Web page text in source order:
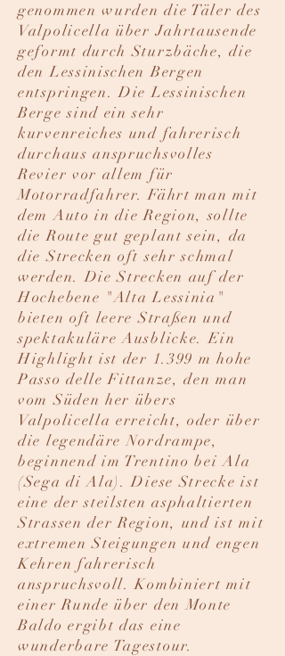
genommen wurden die Täler des
Valpolicella über Jahrtausende
geformt durch Sturzbäche, die
den Lessinischen Bergen
entspringen. Die Lessinischen
Berge sind ein sehr
kurvenreiches und fahrerisch
durchaus anspruchsvolles
Revier vor allem für
Motorradfahrer. Fährt man mit
dem Auto in die Region, sollte
die Route gut geplant sein, da
die Strecken oft sehr schmal
werden. Die Strecken auf der
Hochebene "Alta Lessinia"
bieten oft leere Straßen und
spektakuläre Ausblicke. Ein
Highlight ist der 1.399 m hohe
Passo delle Fittanze, den man
vom Süden her übers
Valpolicella erreicht, oder über
die legendäre Nordrampe,
beginnend im Trentino bei Ala
(Sega di Ala). Diese Strecke ist
eine der steilsten asphaltierten
Strassen der Region, und ist mit
extremen Steigungen und engen
Kehren fahrerisch
anspruchsvoll. Kombiniert mit
einer Runde über den Monte
Baldo ergibt das eine
wunderbare Tagestour.